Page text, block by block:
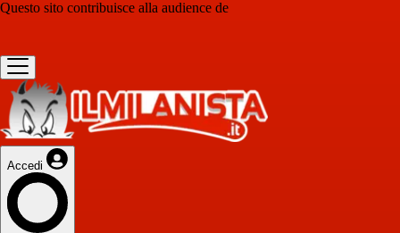
Questo sito contribuisce alla audience de
Accedi